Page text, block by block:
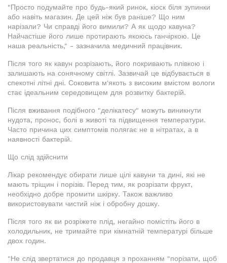
"Просто подумайте про будь-який ринок, кіоск біля зупинки
або навіть магазин. Де цей ніж був раніше? Що ним
нарізали? Чи справді його вимили? А як щодо кавуна?
Найчастіше його лише протирають якоюсь ганчіркою. Це
наша реальність," - зазначила медичний працівник.
Після того як кавун розрізають, його покривають плівкою і
залишають на сонячному світлі. Зазвичай це відбувається в
спекотні літні дні. Соковита м'якоть з високим вмістом вологи
стає ідеальним середовищем для розвитку бактерій.
Після вживання подібного "делікатесу" можуть виникнути
нудота, пронос, болі в животі та підвищення температури.
Часто причина цих симптомів полягає не в нітратах, а в
наявності бактерій.
Що слід здійснити
Лікар рекомендує обирати лише цілі кавуни та дині, які не
мають тріщин і порізів. Перед тим, як розрізати фрукт,
необхідно добре промити шкірку. Також важливо
використовувати чистий ніж і обробну дошку.
Після того як ви розріжете плід, негайно помістіть його в
холодильник, не тримайте при кімнатній температурі більше
двох годин.
"Не слід звертатися до продавця з проханням "порізати, щоб